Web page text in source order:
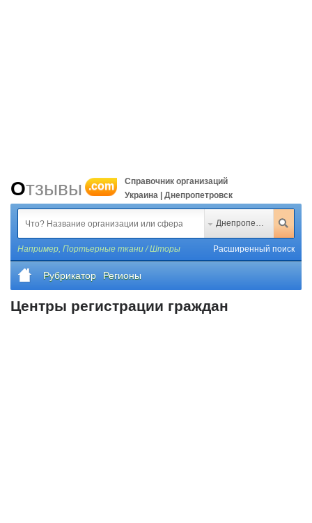
Отзывы .com
Справочник организаций
Украина | Днепропетровск
Днепропетровск
Например, Портьерные ткани / Шторы Расширенный поиск
Рубрикатор Регионы
Центры регистрации граждан